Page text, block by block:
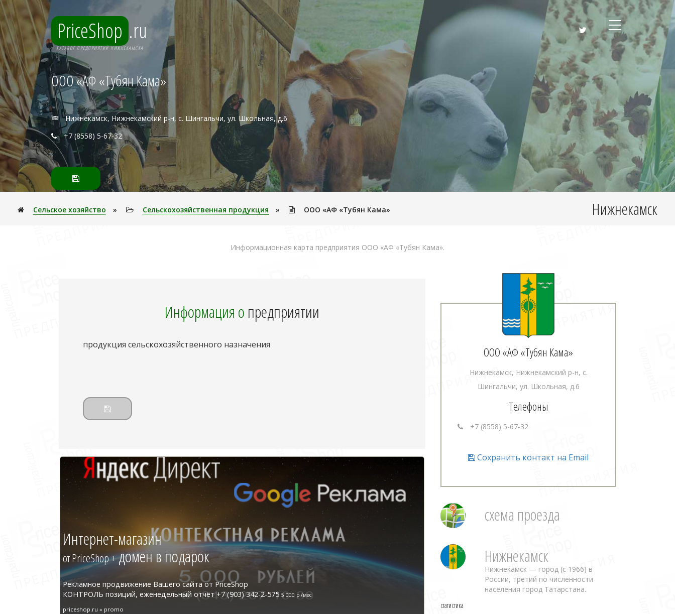
PriceShop .ru
КАТАЛОГ ПРЕДПРИЯТИЙ НИЖНЕКАМСКА
ООО «АФ «Тубян Кама»
Нижнекамск, Нижнекамский р-н, с. Шингальчи, ул. Школьная, д.6
+7 (8558) 5-67-32
Сельское хозяйство » Сельскохозяйственная продукция » ООО «АФ «Тубян Кама» Нижнекамск
Информационная карта предприятия ООО «АФ «Тубян Кама».
Информация о предприятии
продукция сельскохозяйственного назначения
Интернет-магазин
от PriceShop +домен в подарок
Рекламное продвижение Вашего сайта от PriceShop
КОНТРОЛЬ позиций, еженедельный отчёт +7 (903) 342-2-575 5 000 р./мес
priceshop.ru » promo
ООО «АФ «Тубян Кама»
Нижнекамск, Нижнекамский р-н, с.
Шингальчи, ул. Школьная, д.6
Телефоны
+7 (8558) 5-67-32
Сохранить контакт на Email
схема проезда
Нижнекамск
Нижнекамск — город (с 1966) в
России, третий по численности
населения город Татарстана.
статистика